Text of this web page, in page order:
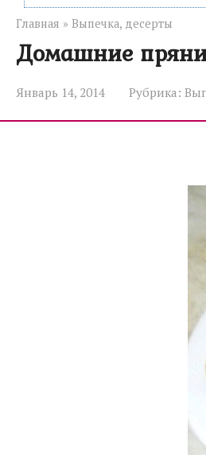
Главная » Выпечка, десерты
Домашние
Январь 14, 2014 Рубрика: